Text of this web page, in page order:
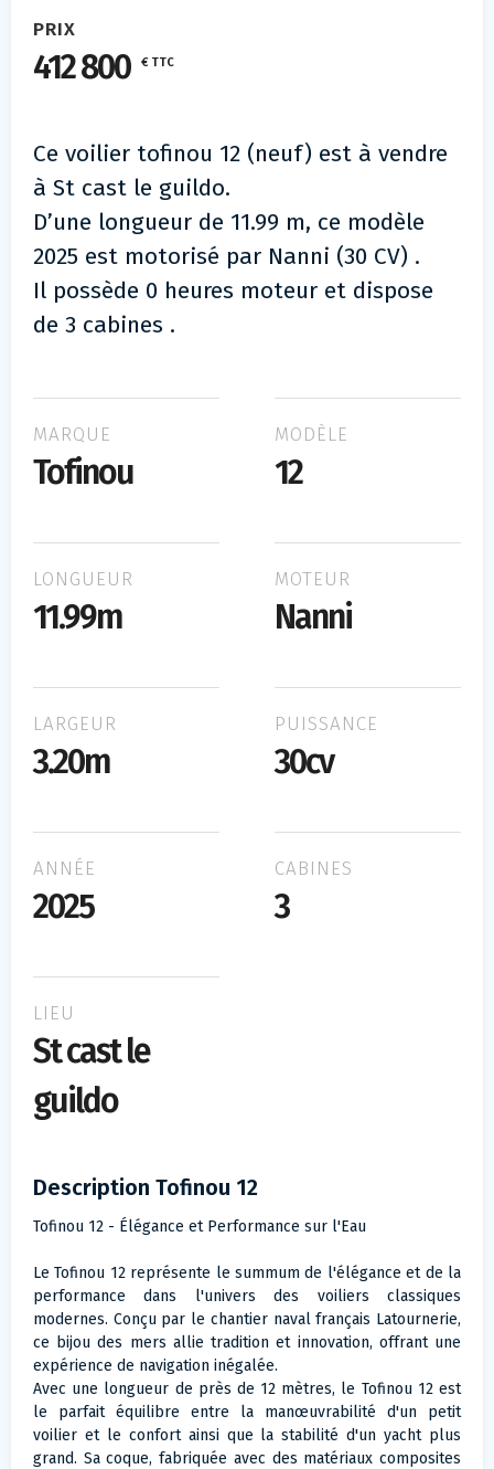
PRIX
412 800 € TTC
Ce voilier tofinou 12 (neuf) est à vendre
à St cast le guildo.
D’une longueur de 11.99 m, ce modèle
2025 est motorisé par Nanni (30 CV) .
Il possède 0 heures moteur et dispose
de 3 cabines .
MARQUE
Tofinou
MODÈLE
12
LONGUEUR
11.99m
MOTEUR
Nanni
LARGEUR
3.20m
PUISSANCE
30cv
ANNÉE
2025
CABINES
3
LIEU
St cast le
guildo
Description Tofinou 12
Tofinou 12 - Élégance et Performance sur l'Eau
Le Tofinou 12 représente le summum de l'élégance et de la
performance dans l'univers des voiliers classiques
modernes. Conçu par le chantier naval français Latournerie,
ce bijou des mers allie tradition et innovation, offrant une
expérience de navigation inégalée.
Avec une longueur de près de 12 mètres, le Tofinou 12 est
le parfait équilibre entre la manœuvrabilité d'un petit
voilier et le confort ainsi que la stabilité d'un yacht plus
grand. Sa coque, fabriquée avec des matériaux composites